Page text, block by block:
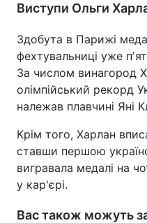
Тема оформлення
Виступи Ольги
Здобута в Парижі
фехтувальниці уже
За числом винагород
олімпійський рекорд
належав плавчині Яні
Крім того, Харлан
ставши першою
вигравала медалі на
у кар'єрі.
Вас також можуть